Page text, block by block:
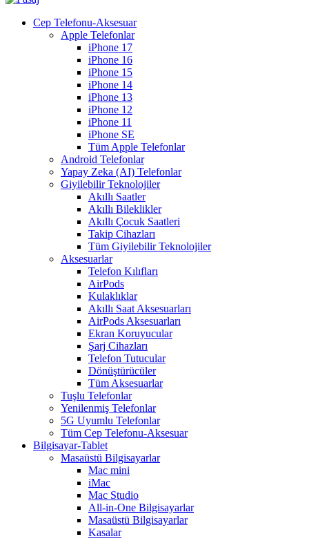
Cep Telefonu-Aksesuar
Apple Telefonlar
iPhone 17
iPhone 16
iPhone 15
iPhone 14
iPhone 13
iPhone 12
iPhone 11
iPhone SE
Tüm Apple Telefonlar
Android Telefonlar
Yapay Zeka (AI) Telefonlar
Giyilebilir Teknolojiler
Akıllı Saatler
Akıllı Bileklikler
Akıllı Çocuk Saatleri
Takip Cihazları
Tüm Giyilebilir Teknolojiler
Aksesuarlar
Telefon Kılıfları
AirPods
Kulaklıklar
Akıllı Saat Aksesuarları
AirPods Aksesuarları
Ekran Koruyucular
Şarj Cihazları
Telefon Tutucular
Dönüştürücüler
Tüm Aksesuarlar
Tuşlu Telefonlar
Yenilenmiş Telefonlar
5G Uyumlu Telefonlar
Tüm Cep Telefonu-Aksesuar
Bilgisayar-Tablet
Masaüstü Bilgisayarlar
Mac mini
iMac
Mac Studio
All-in-One Bilgisayarlar
Masaüstü Bilgisayarlar
Kasalar